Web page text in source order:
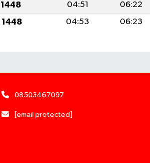
04:51 06:22
1448 04:53 06:23
08503467097
[email protected]